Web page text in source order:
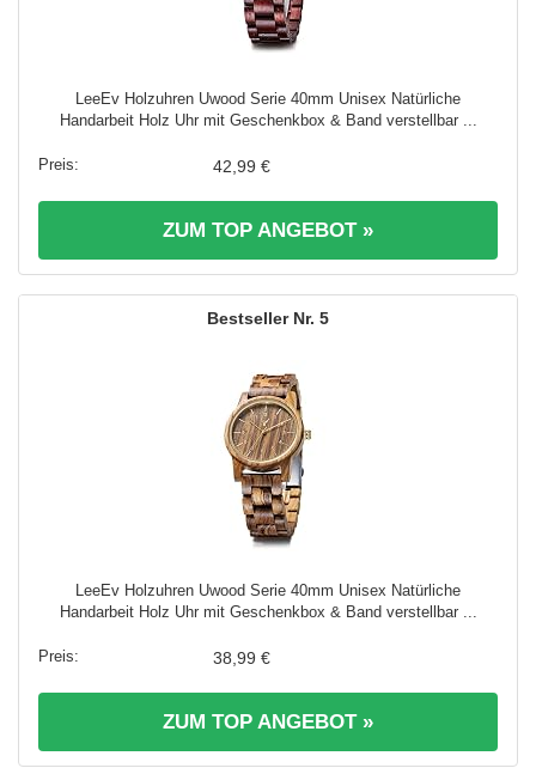
LeeEv Holzuhren Uwood Serie 40mm Unisex Natürliche
Handarbeit Holz Uhr mit Geschenkbox & Band verstellbar ...
42,99 €
ZUM TOP ANGEBOT »
5
LeeEv Holzuhren Uwood Serie 40mm Unisex Natürliche
Handarbeit Holz Uhr mit Geschenkbox & Band verstellbar ...
38,99 €
ZUM TOP ANGEBOT »